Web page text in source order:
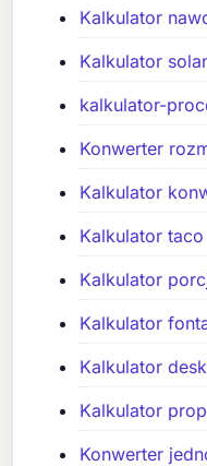
Kalkulator
Kalkulator
kalkulator-
Konwerter
Kalkulator
Kalkulator
Kalkulator
Kalkulator
Kalkulator
Kalkulator
Konwerter